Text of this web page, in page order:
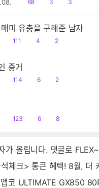
68 3 3
미 유충을 구해준 남자
읽
111
공
4
댓
2
증거
읽
114
공
6
댓
2
읽
123
공
6
댓
8
가 올립니다. 댓글로 FLEX~
체크> 통큰 혜택! 8월, 더
GX850 80PLUS골드 풀모듈러